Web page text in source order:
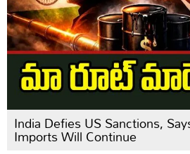
India Defies US Sanctions,
Imports Will Continue